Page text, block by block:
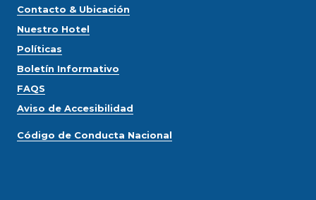
Contacto & Ubicación
Nuestro Hotel
Políticas
Boletín Informativo
FAQS
Aviso de Accesibilidad
Código de Conducta Nacional